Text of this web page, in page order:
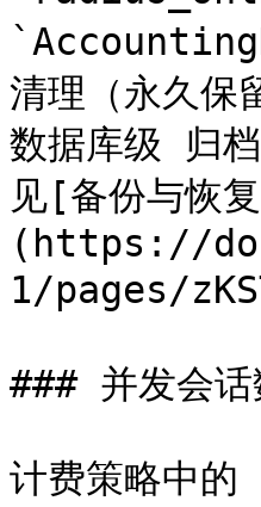
清理（永久保
数据库级 归
见[备份与恢
(https://
1/pages/
### 并发会话
计费策略中